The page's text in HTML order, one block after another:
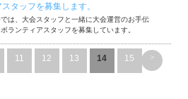
タッフを募集します。
は、大会スタッフと一緒に大会運営のお手伝
ランティアスタッフを募集しています。
11 12 13 14 15 >